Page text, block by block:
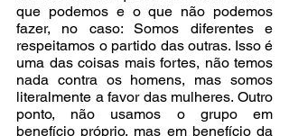
que podemos e o que não podemos
fazer, no caso: Somos diferentes e
respeitamos o partido das outras. Isso é
uma das coisas mais fortes, não temos
nada contra os homens, mas somos
literalmente a favor das mulheres. Outro
ponto, não usamos o grupo em
benefício próprio, mas em benefício da